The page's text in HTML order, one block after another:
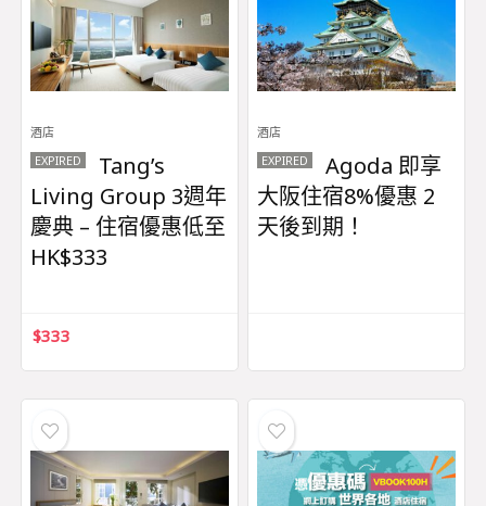
酒店
EXPIRED
Tang’s
Living Group 3週年
慶典 – 住宿優惠低至
HK$333
$333
酒店
EXPIRED
Agoda 即享
大阪住宿8%優惠 2
天後到期！